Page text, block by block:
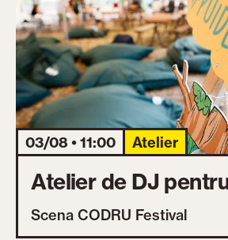
03/08 • 11:00 Atelier
Atelier de DJ
Scena CODRU Festival